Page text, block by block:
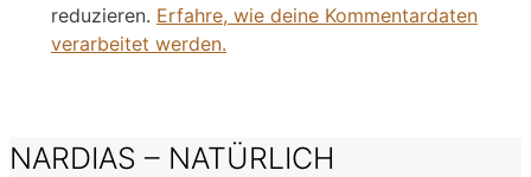
reduzieren. Erfahre, wie deine Kommentardaten
verarbeitet werden.
NARDIAS – NATÜRLICH